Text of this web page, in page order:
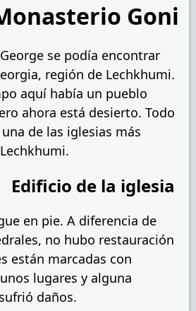
Goni
se podía encontrar
región de Lechkhumi.
aquí había un pueblo
ahora está desierto. Todo
de las iglesias más
Edificio de la iglesia
en pie. A diferencia de
no hubo restauración
están marcadas con
lugares y alguna
daños.